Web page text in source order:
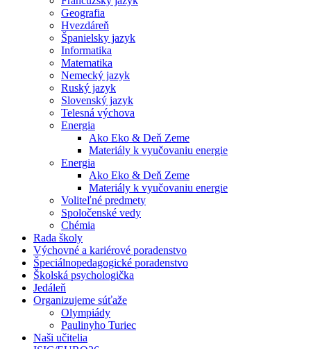
Geografia
Hvezdáreň
Španielsky jazyk
Informatika
Matematika
Nemecký jazyk
Ruský jazyk
Slovenský jazyk
Telesná výchova
Energia
Ako Eko & Deň Zeme
Materiály k vyučovaniu energie
Energia
Ako Eko & Deň Zeme
Materiály k vyučovaniu energie
Voliteľné predmety
Spoločenské vedy
Chémia
Rada školy
Výchovné a kariérové poradenstvo
Špeciálnopedagogické poradenstvo
Školská psychologička
Jedáleň
Organizujeme súťaže
Olympiády
Paulinyho Turiec
Naši učitelia